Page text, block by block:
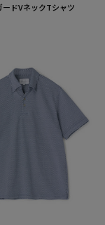
ードVネックTシャツ